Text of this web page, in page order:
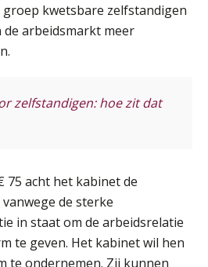
groep kwetsbare zelfstandigen
arbeidsmarkt meer
zelfstandigen: hoe zit dat
75 acht het kabinet de
de sterke
in staat om de arbeidsrelatie
te geven. Het kabinet wil hen
te ondernemen. Zij kunnen
Summercourse Werkkostenregeling
PDL (NIRPA PE)
Praehep